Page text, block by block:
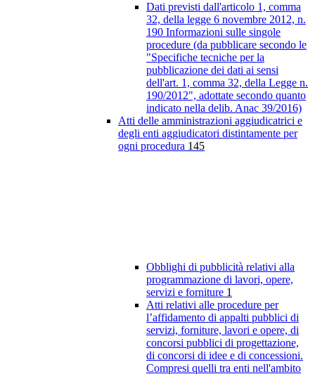
Dati previsti dall'articolo 1, comma
32, della legge 6 novembre 2012, n.
190 Informazioni sulle singole
procedure (da pubblicare secondo le
"Specifiche tecniche per la
pubblicazione dei dati ai sensi
dell'art. 1, comma 32, della Legge n.
190/2012", adottate secondo quanto
indicato nella delib. Anac 39/2016)
Atti delle amministrazioni aggiudicatrici e
degli enti aggiudicatori distintamente per
ogni procedura 145
Obblighi di pubblicità relativi alla
programmazione di lavori, opere,
servizi e forniture 1
Atti relativi alle procedure per
l’affidamento di appalti pubblici di
servizi, forniture, lavori e opere, di
concorsi pubblici di progettazione,
di concorsi di idee e di concessioni.
Compresi quelli tra enti nell'ambito